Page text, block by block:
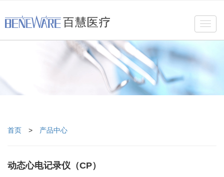
首页 > 产品中心
动态心电记录仪（CP）